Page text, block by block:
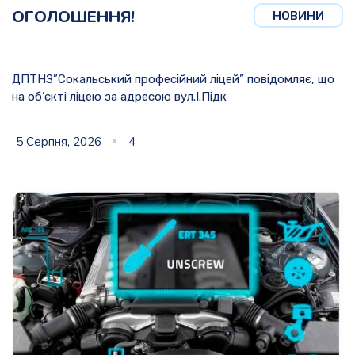
НОВИНИ
ОГОЛОШЕННЯ!
ДПТНЗ”Сокальський професійний ліцей” повідомляє, що
на об’єкті ліцею за адресою вул.І.Підк
5 Серпня, 2026 4